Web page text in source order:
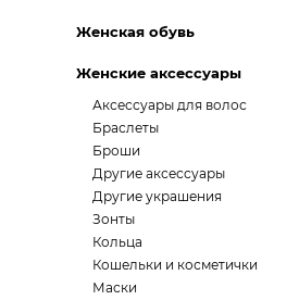
Женская обувь
Женские аксессуары
Аксессуары для волос
Браслеты
Броши
Другие аксессуары
Другие украшения
Зонты
Кольца
Кошельки и косметички
Маски